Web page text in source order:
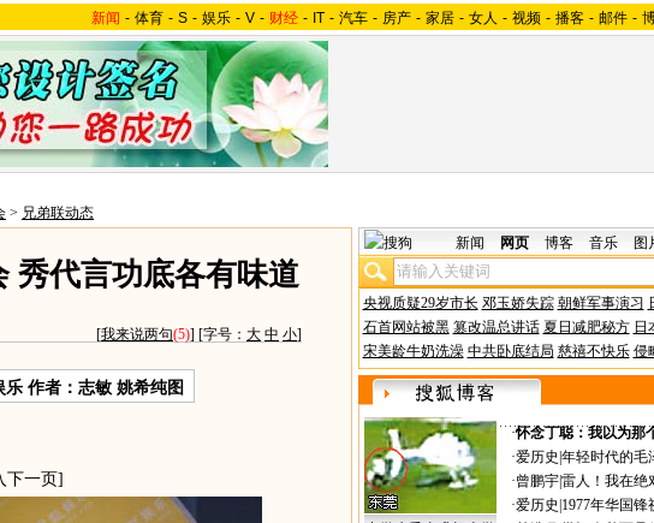
新闻 - 体育 - S - 娱乐 - V - 财经 - IT - 汽车 - 房产 - 家居 - 女人 - 视频 - 播客 - 邮件 -
> 兄弟联动态
秀代言功底各有味道
[我来说两句(5)] [字号： 大 中 小]
乐 作者：志敏 姚希纯图
下一页]
新闻 网页 博客 音乐 图
央视质疑29岁市长 邓玉娇失踪 朝鲜军事演习
石首网站被黑 篡改温总讲话 夏日减肥秘方 日
宋美龄牛奶洗澡 中共卧底结局 慈禧不快乐 侵
·怀念丁聪：我以为那
·爱历史 年轻时代的毛
·曾鹏宇|雷人！我在绝
·爱历史 1977年华国锋